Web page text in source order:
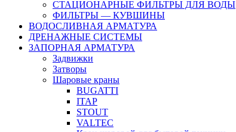
СТАЦИОНАРНЫЕ ФИЛЬТРЫ ДЛЯ ВОДЫ
ФИЛЬТРЫ — КУВШИНЫ
ВОДОСЛИВНАЯ АРМАТУРА
ДРЕНАЖНЫЕ СИСТЕМЫ
ЗАПОРНАЯ АРМАТУРА
Задвижки
Затворы
Шаровые краны
BUGATTI
ITAP
STOUT
VALTEC